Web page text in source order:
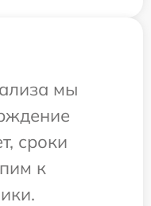
мы
сроки
к